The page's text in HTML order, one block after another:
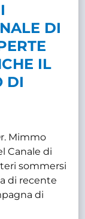
DI
IL
DI
Mimmo
Canale di
sommersi
di recente
di